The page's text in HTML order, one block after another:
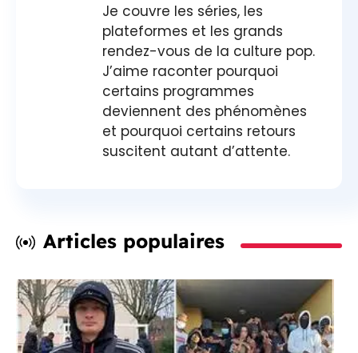
Je couvre les séries, les
plateformes et les grands
rendez-vous de la culture pop.
J’aime raconter pourquoi
certains programmes
deviennent des phénomènes
et pourquoi certains retours
suscitent autant d’attente.
Articles populaires